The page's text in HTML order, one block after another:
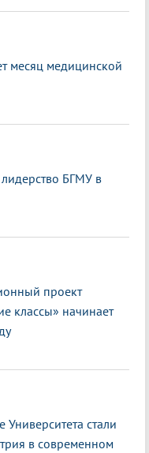
месяц медицинской
БГМУ в
проект
классы» начинает
стали
в современном